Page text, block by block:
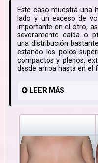
Este caso muestra una
lado y un exceso de
importante en el otro,
severamente caída o
una distribución
estando los polos
compactos y plenos,
desde arriba hasta en el
LEER MÁS